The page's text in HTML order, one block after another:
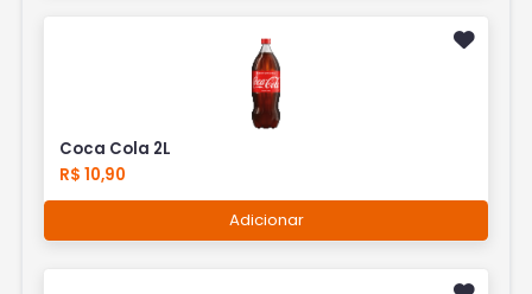
Coca Cola 2L
R$ 10,90
Adicionar